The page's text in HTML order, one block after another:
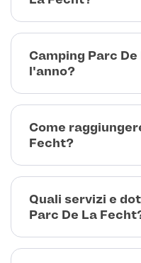
Camping Parc
l'anno?
Come
Fecht?
Quali servizi e
Parc De La